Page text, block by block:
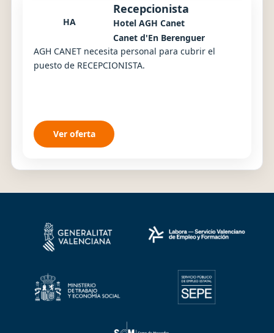
HA
Recepcionista
Hotel AGH Canet
Canet d'En Berenguer
AGH CANET necesita personal para cubrir el
puesto de RECEPCIONISTA.
Ver oferta